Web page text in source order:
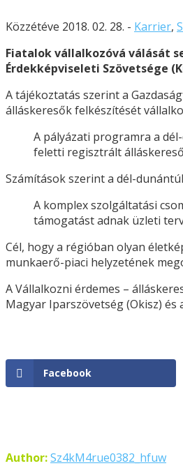
Közzétéve 2018. 02. 28. - Karrier,
Fiatalok vállalkozóvá válását
Érdekképviseleti Szövetsége
A tájékoztatás szerint a
álláskeresők felkészítését
A pályázati programra a
feletti regisztrált
Számítások szerint a dél-
A komplex szolgáltatási
támogatást adnak üzleti
Cél, hogy a régióban olyan
munkaerő-piaci helyzetének
A Vállalkozni érdemes –
Magyar Iparszövetség (Okisz)
Facebook
Author:Sz4kM4rue0382_hfuw